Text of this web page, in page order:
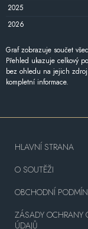
2025
2026
Graf zobrazuje součet
Přehled ukazuje celkový
bez ohledu na jejich
kompletní informace.
HLAVNÍ STRANA
O SOUTĚŽI
OBCHODNÍ
ZÁSADY OCHRANY
ÚDAJŮ